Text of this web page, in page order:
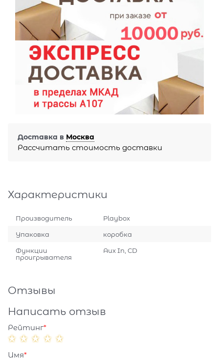
Доставка в Москва
Рассчитать стоимость доставки
Характеристики
Производитель Playbox
Упаковка коробка
Функции
проигрывателя
Aux In, CD
Отзывы
Написать отзыв
Рейтинг
Имя